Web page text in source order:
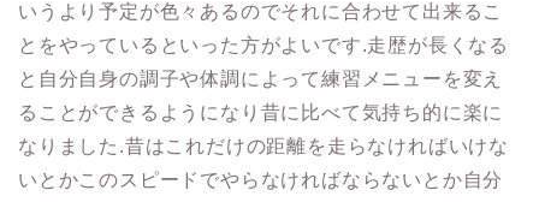
いうより予定が色々あるのでそれに合わせて出来るこ
とをやっているといった方がよいです.走歴が長くなる
と自分自身の調子や体調によって練習メニューを変え
ることができるようになり昔に比べて気持ち的に楽に
なりました.昔はこれだけの距離を走らなければいけな
いとかこのスピードでやらなければならないとか自分